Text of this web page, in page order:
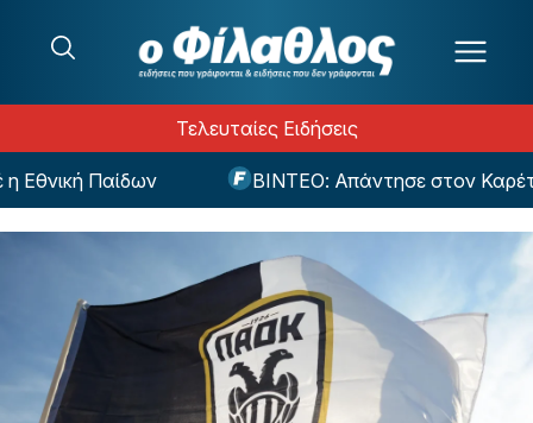
Τελευταίες Ειδήσεις
Παίδων ΒΙΝΤΕΟ: Απάντησε στον Καρέτσα